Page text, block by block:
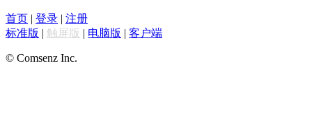
首页 | 登录 | 注册
标准版 | 触屏版 | 电脑版 | 客户端
© Comsenz Inc.